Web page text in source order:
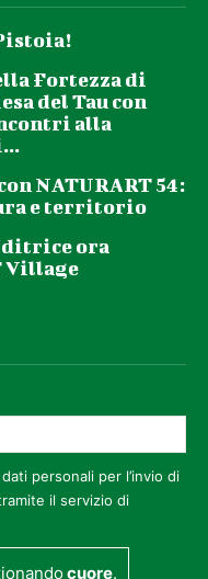
Fortezza di
del Tau con
alla
NATURART 54:
e territorio
ora
Village
personali per l’invio di
il servizio di
cuore.